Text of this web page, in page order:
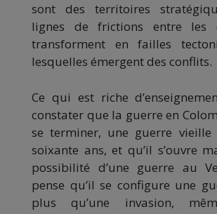
sont des territoires
lignes de frictions entre les
transforment en failles
lesquelles émergent des conflits.
Ce qui est riche
constater que la guerre en
se terminer, une guerre
soixante ans, et qu’il s’ouvre
possibilité d’une guerre au
pense qu’il se configure une
plus qu’une invasion,